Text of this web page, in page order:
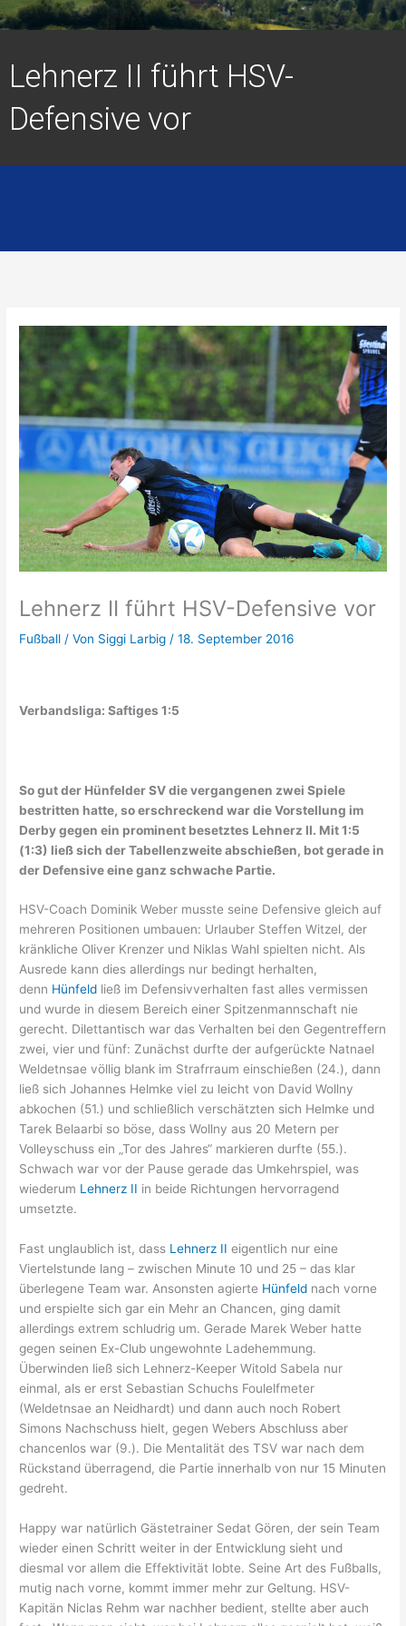
Lehnerz II führt HSV-
Defensive vor
Lehnerz II führt HSV-Defensive vor
Fußball / Von Siggi Larbig/18. September 2016
Verbandsliga: Saftiges 1:5
So gut der Hünfelder SV die vergangenen zwei Spiele
bestritten hatte, so erschreckend war die Vorstellung im
Derby gegen ein prominent besetztes Lehnerz II. Mit 1:5
(1:3) ließ sich der Tabellenzweite abschießen, bot gerade in
der Defensive eine ganz schwache Partie.
HSV-Coach Dominik Weber musste seine Defensive gleich auf
mehreren Positionen umbauen: Urlauber Steffen Witzel, der
kränkliche Oliver Krenzer und Niklas Wahl spielten nicht. Als
Ausrede kann dies allerdings nur bedingt herhalten,
denn Hünfeld ließ im Defensivverhalten fast alles vermissen
und wurde in diesem Bereich einer Spitzenmannschaft nie
gerecht. Dilettantisch war das Verhalten bei den Gegentreffern
zwei, vier und fünf: Zunächst durfte der aufgerückte Natnael
Weldetnsae völlig blank im Strafrraum einschießen (24.), dann
ließ sich Johannes Helmke viel zu leicht von David Wollny
abkochen (51.) und schließlich verschätzten sich Helmke und
Tarek Belaarbi so böse, dass Wollny aus 20 Metern per
Volleyschuss ein „Tor des Jahres“ markieren durfte (55.).
Schwach war vor der Pause gerade das Umkehrspiel, was
wiederum Lehnerz II in beide Richtungen hervorragend
umsetzte.
Fast unglaublich ist, dass Lehnerz II eigentlich nur eine
Viertelstunde lang – zwischen Minute 10 und 25 – das klar
überlegene Team war. Ansonsten agierte Hünfeld nach vorne
und erspielte sich gar ein Mehr an Chancen, ging damit
allerdings extrem schludrig um. Gerade Marek Weber hatte
gegen seinen Ex-Club ungewohnte Ladehemmung.
Überwinden ließ sich Lehnerz-Keeper Witold Sabela nur
einmal, als er erst Sebastian Schuchs Foulelfmeter
(Weldetnsae an Neidhardt) und dann auch noch Robert
Simons Nachschuss hielt, gegen Webers Abschluss aber
chancenlos war (9.). Die Mentalität des TSV war nach dem
Rückstand überragend, die Partie innerhalb von nur 15 Minuten
gedreht.
Happy war natürlich Gästetrainer Sedat Gören, der sein Team
wieder einen Schritt weiter in der Entwicklung sieht und
diesmal vor allem die Effektivität lobte. Seine Art des Fußballs,
mutig nach vorne, kommt immer mehr zur Geltung. HSV-
Kapitän Niclas Rehm war nachher bedient, stellte aber auch